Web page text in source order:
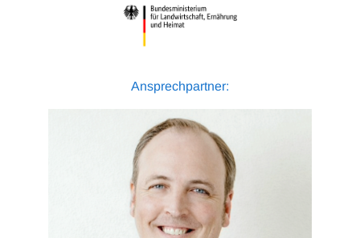
Ansprechpartner: